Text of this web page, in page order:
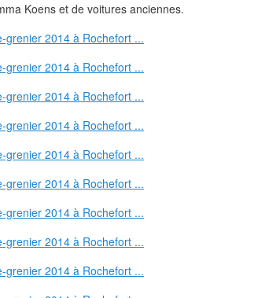
Koens et de voitures anciennes.